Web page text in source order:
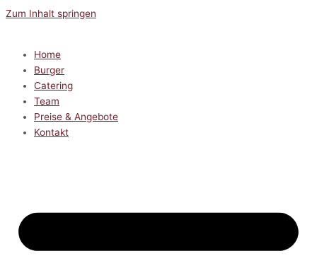
Zum Inhalt springen
Home
Burger
Catering
Team
Preise & Angebote
Kontakt